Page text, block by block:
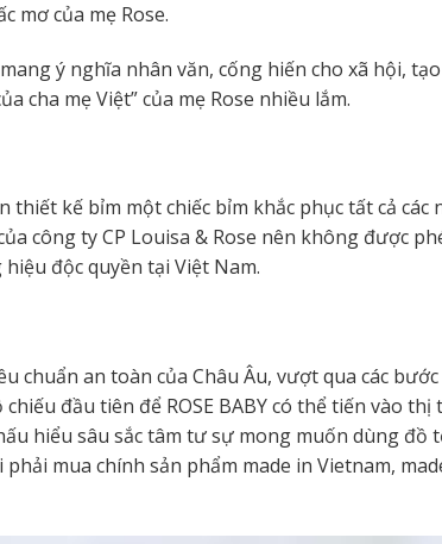
mơ của mẹ Rose.
ý nghĩa nhân văn, cống hiến cho xã hội,
cha mẹ Việt” của mẹ Rose nhiều lắm.
kế bỉm một chiếc bỉm khắc phục tất cả các
công ty CP Louisa & Rose nên không được
độc quyền tại Việt Nam.
an toàn của Châu Âu, vượt qua các
đầu tiên để ROSE BABY có thể tiến vào
hiểu sâu sắc tâm tư sự mong muốn dùng đồ
mua chính sản phẩm made in Vietnam,